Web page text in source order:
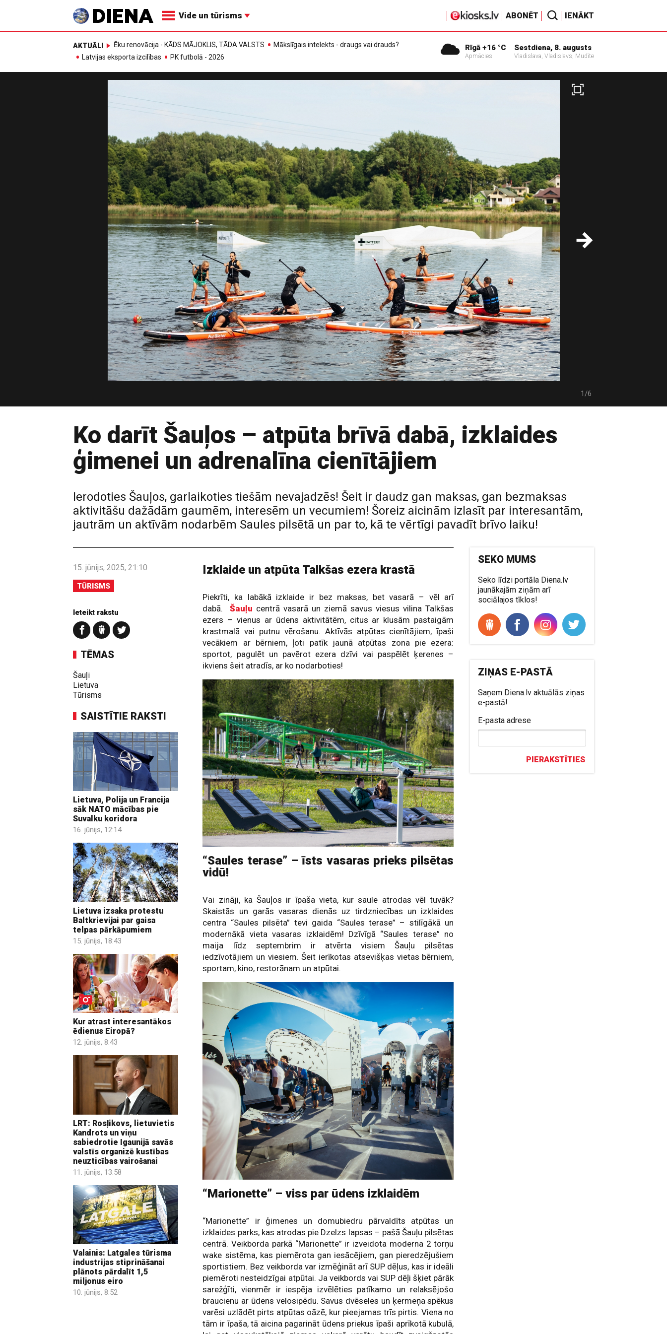
Vide un tūrisms ABONĒT IENĀKT
AKTUĀLI Ēku renovācija - KĀDS MĀJOKLIS, TĀDA VALSTS
Mākslīgais intelekts - draugs vai drauds?
Latvijas eksporta izcilības
PK futbolā - 2026
Rīgā +16 °C
Apmācies
Sestdiena, 8. augusts
Vladislava, Vladislavs, Mudīte
1/6
Ko darīt Šauļos – atpūta brīvā dabā, izklaides
ģimenei un adrenalīna cienītājiem
Ierodoties Šauļos, garlaikoties tiešām nevajadzēs! Šeit ir daudz gan maksas, gan bezmaksas
aktivitāšu dažādām gaumēm, interesēm un vecumiem! Šoreiz aicinām izlasīt par interesantām,
jautrām un aktīvām nodarbēm Saules pilsētā un par to, kā te vērtīgi pavadīt brīvo laiku!
15. jūnijs, 2025, 21:10
TŪRISMS
Ieteikt rakstu
TĒMAS
Šauļi
Lietuva
Tūrisms
SAISTĪTIE RAKSTI
Lietuva, Polija un Francija
sāk NATO mācības pie
Suvalku koridora
16. jūnijs, 12:14
Lietuva izsaka protestu
Baltkrievijai par gaisa
telpas pārkāpumiem
15. jūnijs, 18:43
Kur atrast interesantākos
ēdienus Eiropā?
12. jūnijs, 8:43
LRT: Rosļikovs, lietuvietis
Kandrots un viņu
sabiedrotie Igaunijā savās
valstīs organizē kustības
neuzticības vairošanai
11. jūnijs, 13:58
Valainis: Latgales tūrisma
industrijas stiprināšanai
plānots pārdalīt 1,5
miljonus eiro
10. jūnijs, 8:52
Izklaide un atpūta Talkšas ezera krastā
Piekrīti, ka labākā izklaide ir bez maksas, bet vasarā – vēl arī
dabā.Šauļu centrā vasarā un ziemā savus viesus vilina Talkšas
ezers – vienus ar ūdens aktivitātēm, citus ar klusām pastaigām
krastmalā vai putnu vērošanu. Aktīvās atpūtas cienītājiem, īpaši
vecākiem ar bērniem, ļoti patīk jaunā atpūtas zona pie ezera:
sportot, pagulēt un pavērot ezera dzīvi vai paspēlēt ķerenes –
ikviens šeit atradīs, ar ko nodarboties!
“Saules terase” – īsts vasaras prieks pilsētas
vidū!
Vai zināji, ka Šauļos ir īpaša vieta, kur saule atrodas vēl tuvāk?
Skaistās un garās vasaras dienās uz tirdzniecības un izklaides
centra “Saules pilsēta” tevi gaida “Saules terase” – stilīgākā un
modernākā vieta vasaras izklaidēm! Dzīvīgā “Saules terase” no
maija līdz septembrim ir atvērta visiem Šauļu pilsētas
iedzīvotājiem un viesiem. Šeit ierīkotas atsevišķas vietas bērniem,
sportam, kino, restorānam un atpūtai.
“Marionette” – viss par ūdens izklaidēm
“Marionette” ir ģimenes un domubiedru pārvaldīts atpūtas un
izklaides parks, kas atrodas pie Dzelzs lapsas – pašā Šauļu pilsētas
centrā. Veikborda parkā “Marionette” ir izveidota moderna 2 torņu
wake sistēma, kas piemērota gan iesācējiem, gan pieredzējušiem
sportistiem. Bez veikborda var izmēģināt arī SUP dēļus, kas ir ideāli
piemēroti nesteidzīgai atpūtai. Ja veikbords vai SUP dēļi šķiet pārāk
sarežģīti, vienmēr ir iespēja izvēlēties patīkamo un relaksējošo
braucienu ar ūdens velosipēdu. Savus dvēseles un ķermeņa spēkus
varēsi uzlādēt pirts atpūtas oāzē, kur pieejamas trīs pirtis. Viena no
tām ir īpaša, tā aicina pagarināt ūdens priekus īpaši aprīkotā kubulā,
SEKO MUMS
Seko līdzi portāla Diena.lv
jaunākajām ziņām arī
sociālajos tīklos!
ZIŅAS E-PASTĀ
Saņem Diena.lv aktuālās ziņas
e-pastā!
E-pasta adrese
PIERAKSTĪTIES